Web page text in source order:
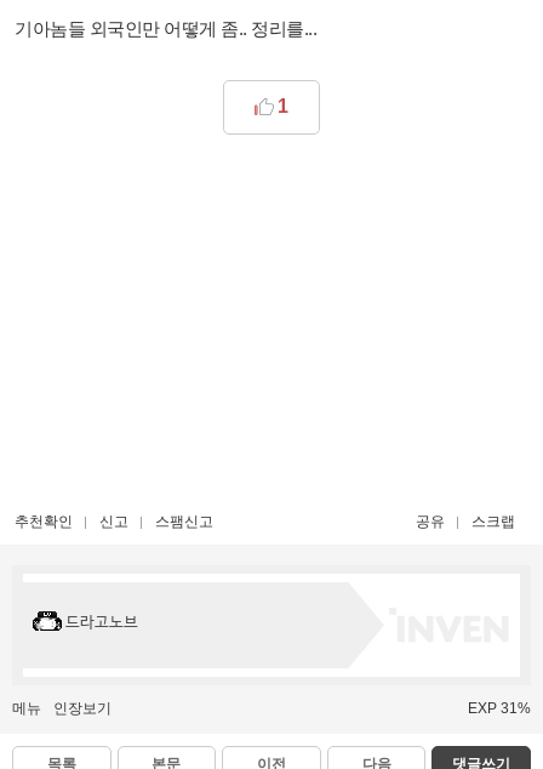
기아놈들 외국인만 어떻게 좀.. 정리를...
1
추천확인 신고 스팸신고 공유 스크랩
드라고노브
메뉴 인장보기 EXP 31%
목록 본문 이전 다음 댓글쓰기